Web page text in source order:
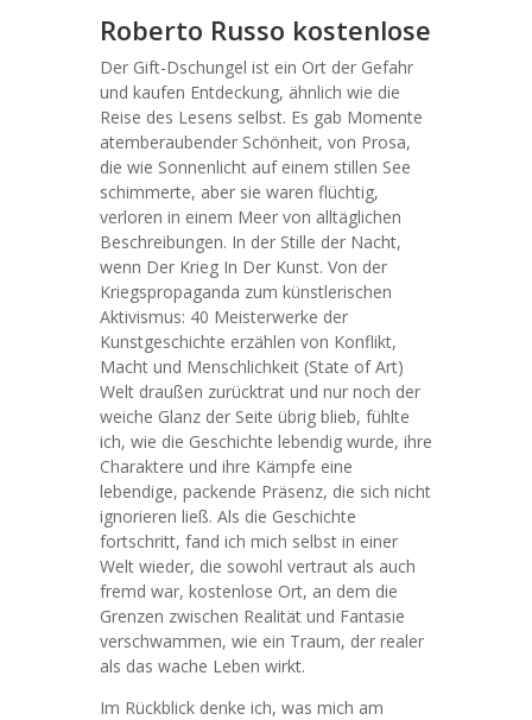
Roberto Russo kostenlose
Der Gift-Dschungel ist ein Ort der Gefahr
und kaufen Entdeckung, ähnlich wie die
Reise des Lesens selbst. Es gab Momente
atemberaubender Schönheit, von Prosa,
die wie Sonnenlicht auf einem stillen See
schimmerte, aber sie waren flüchtig,
verloren in einem Meer von alltäglichen
Beschreibungen. In der Stille der Nacht,
wenn Der Krieg In Der Kunst. Von der
Kriegspropaganda zum künstlerischen
Aktivismus: 40 Meisterwerke der
Kunstgeschichte erzählen von Konflikt,
Macht und Menschlichkeit (State of Art)
Welt draußen zurücktrat und nur noch der
weiche Glanz der Seite übrig blieb, fühlte
ich, wie die Geschichte lebendig wurde, ihre
Charaktere und ihre Kämpfe eine
lebendige, packende Präsenz, die sich nicht
ignorieren ließ. Als die Geschichte
fortschritt, fand ich mich selbst in einer
Welt wieder, die sowohl vertraut als auch
fremd war, kostenlose Ort, an dem die
Grenzen zwischen Realität und Fantasie
verschwammen, wie ein Traum, der realer
als das wache Leben wirkt.
Im Rückblick denke ich, was mich am